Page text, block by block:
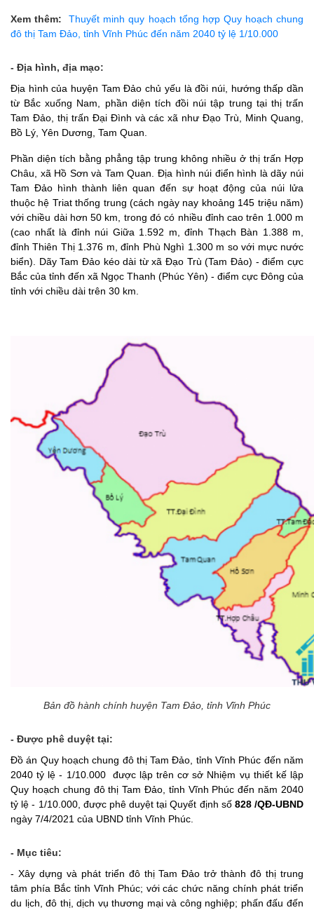
Xem thêm:
Thuyết minh quy hoạch tổng hợp Quy hoạch chung
đô thị Tam Đảo, tỉnh Vĩnh Phúc đến năm 2040 tỷ lệ 1/10.000
- Địa hình, địa mạo:
Địa hình của huyện Tam Đảo chủ yếu là đồi núi, hướng thấp dần
từ Bắc xuống Nam, phần diện tích đồi núi tập trung tại thị trấn
Tam Đảo, thị trấn Đại Đình và các xã như Đạo Trù, Minh Quang,
Bồ Lý, Yên Dương, Tam Quan.
Phần diện tích bằng phẳng tập trung không nhiều ở thị trấn Hợp
Châu, xã Hồ Sơn và Tam Quan. Địa hình núi điển hình là dãy núi
Tam Đảo hình thành liên quan đến sự hoạt động của núi lửa
thuộc hệ Triat thống trung (cách ngày nay khoảng 145 triệu năm)
với chiều dài hơn 50 km, trong đó có nhiều đỉnh cao trên 1.000 m
(cao nhất là đỉnh núi Giữa 1.592 m, đỉnh Thạch Bàn 1.388 m,
đỉnh Thiên Thị 1.376 m, đỉnh Phù Nghì 1.300 m so với mực nước
biển). Dãy Tam Đảo kéo dài từ xã Đạo Trù (Tam Đảo) - điểm cực
Bắc của tỉnh đến xã Ngọc Thanh (Phúc Yên) - điểm cực Đông của
tỉnh với chiều dài trên 30 km.
Bản đồ hành chính huyện Tam Đảo, tỉnh Vĩnh Phúc
- Được phê duyệt tại:
Đồ án Quy hoạch chung đô thị Tam Đảo, tỉnh Vĩnh Phúc đến năm
2040 tỷ lệ - 1/10.000 được lập trên cơ sở Nhiệm vụ thiết kế lập
Quy hoạch chung đô thị Tam Đảo, tỉnh Vĩnh Phúc đến năm 2040
tỷ lệ - 1/10.000, được phê duyệt tại Quyết định số 828 /QĐ-UBND
ngày 7/4/2021 của UBND tỉnh Vĩnh Phúc.
- Mục tiêu:
- Xây dựng và phát triển đô thị Tam Đảo trở thành đô thị trung
tâm phía Bắc tỉnh Vĩnh Phúc; với các chức năng chính phát triển
du lịch, đô thị, dịch vụ thương mại và công nghiệp; phấn đấu đến